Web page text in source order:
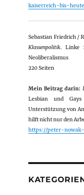
kaiserreich-bis-
Sebastian Friedrich /
Klassenpolitik. Linke
Neoliberalismus
220 Seiten
Mein Beitrag darin:
Lesbian und
Unterstützung von
hilft nicht nur den
https://peter-